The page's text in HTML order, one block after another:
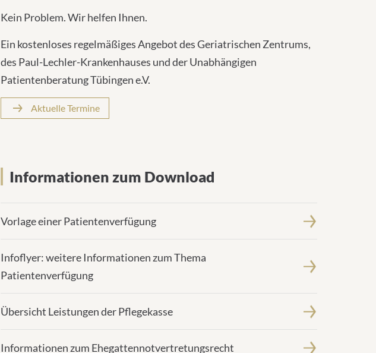
Kein Problem. Wir helfen Ihnen.
Ein kostenloses regelmäßiges Angebot des Geriatrischen Zentrums,
des Paul-Lechler-Krankenhauses und der Unabhängigen
Patientenberatung Tübingen e.V.
Aktuelle Termine
Informationen zum Download
Vorlage einer Patientenverfügung
Infoflyer: weitere Informationen zum Thema
Patientenverfügung
Übersicht Leistungen der Pflegekasse
Informationen zum Ehegattennotvertretungsrecht